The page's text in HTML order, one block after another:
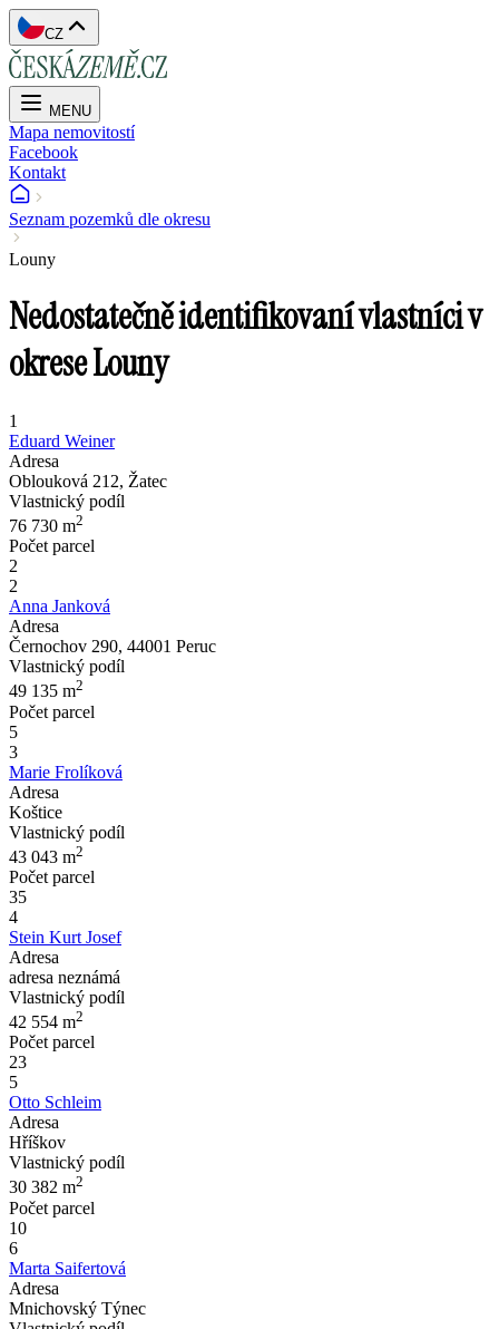
CZ
MENU
Mapa nemovitostí
Facebook
Kontakt
Seznam pozemků dle okresu
Louny
Nedostatečně identifikovaní vlastníci v
okrese Louny
1
Eduard Weiner
Adresa
Oblouková 212, Žatec
Vlastnický podíl
76 730 m2
Počet parcel
2
2
Anna Janková
Adresa
Černochov 290, 44001 Peruc
Vlastnický podíl
49 135 m2
Počet parcel
5
3
Marie Frolíková
Adresa
Koštice
Vlastnický podíl
43 043 m2
Počet parcel
35
4
Stein Kurt Josef
Adresa
adresa neznámá
Vlastnický podíl
42 554 m2
Počet parcel
23
5
Otto Schleim
Adresa
Hříškov
Vlastnický podíl
30 382 m2
Počet parcel
10
6
Marta Saifertová
Adresa
Mnichovský Týnec